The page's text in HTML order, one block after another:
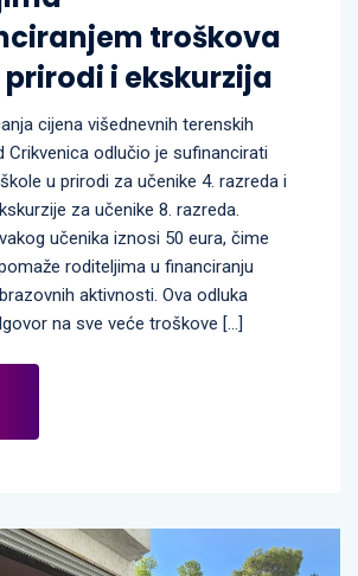
troškova
prirodi i ekskurzija
cijena višednevnih terenskih
Crikvenica odlučio je sufinancirati
u prirodi za učenike 4. razreda i
za učenike 8. razreda.
učenika iznosi 50 eura, čime
roditeljima u financiranju
aktivnosti. Ova odluka
na sve veće troškove […]